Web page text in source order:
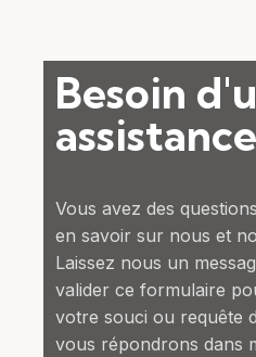
Besoin
Vous avez des
en savoir sur nous et
Laissez nous un
valider ce formulaire
votre souci ou requête
vous répondrons dans